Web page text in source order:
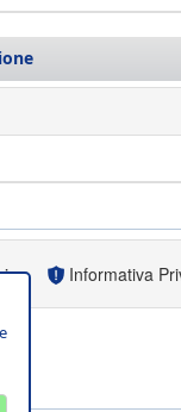
Informativa